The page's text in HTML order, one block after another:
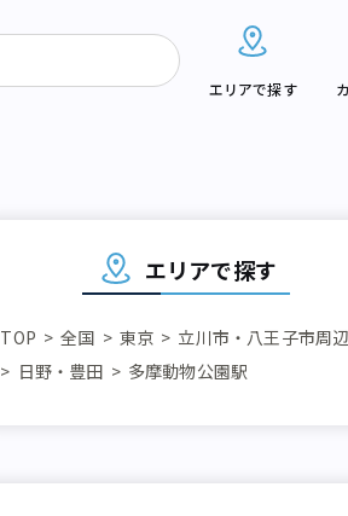
エリアで探す
エリアで探す
TOP 全国 東京
立川市・八王子市周辺
日野・豊田
多摩動物公園駅